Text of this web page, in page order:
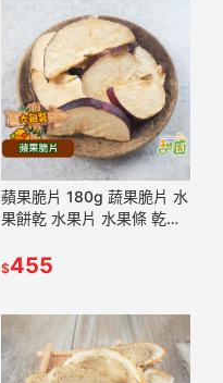
蘋果脆片 180g 蔬果脆片 水
果餅乾 水果片 水果條 乾燥
園】
$455